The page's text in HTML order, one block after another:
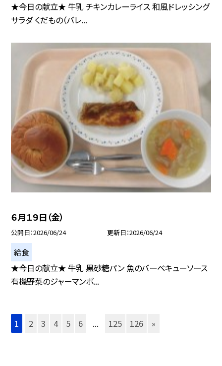
★今日の献立★ 牛乳 チキンカレーライス 和風ドレッシング
サラダ くだもの（バレ...
６月１９日（金）
公開日 2026/06/24 更新日 2026/06/24
給食
★今日の献立★ 牛乳 黒砂糖パン 魚のバーベキューソース
有機野菜のジャーマンポ...
1 2 3 4 5 6 ... 125 126 »